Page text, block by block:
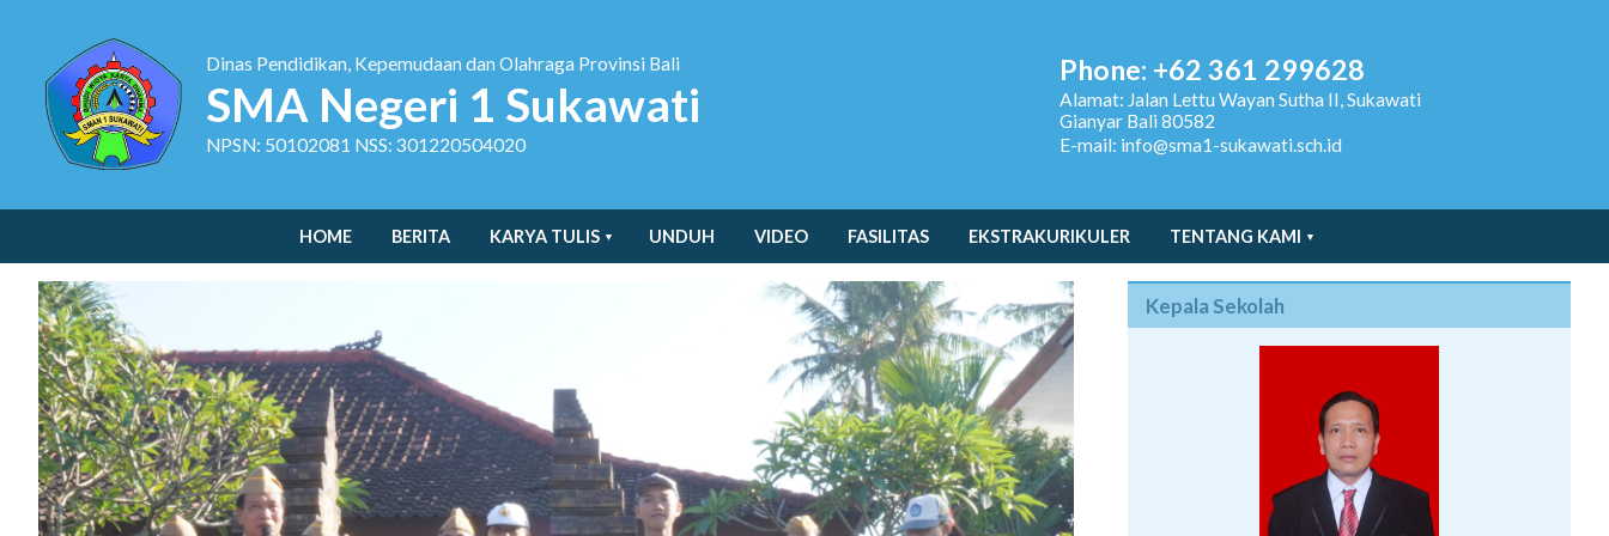
Dinas Pendidikan, Kepemudaan dan Olahraga Provinsi Bali
SMA Negeri 1 Sukawati
NPSN: 50102081 NSS: 301220504020
Phone: +62 361 299628
Alamat: Jalan Lettu Wayan Sutha II, Sukawati
Gianyar Bali 80582
E-mail: info@sma1-sukawati.sch.id
HOME BERITA KARYA TULIS UNDUH VIDEO FASILITAS EKSTRAKURIKULER TENTANG KAMI
Kepala Sekolah